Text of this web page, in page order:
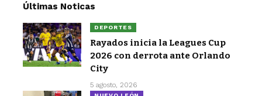
Últimas Noticas
DEPORTES
Rayados inicia la Leagues Cup
2026 con derrota ante Orlando
City
5 agosto, 2026